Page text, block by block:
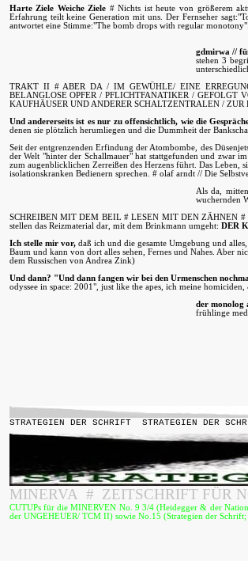
Harte Ziele Weiche Ziele # Nichts ist heute von größerem
Erfahrung teilt keine Generation mit uns. Der Fernseher
antwortet eine Stimme:"The bomb drops with regular
gdmirwa //
stehen 3
TRAKT II # ABER DA / IM GEWÜHLE/ EINE
BELANGLOSE OPFER / PFLICHTFANATIKER / GEFOLGT
KAUFHÄUSER UND ANDERER SCHALTZENTRALEN /
Und andererseits ist es nur zu offensichtlich, wie die
denen sie plötzlich herumliegen und die Dummheit der
Seit der entgrenzenden Erfindung der Atombombe, des
der Welt "hinter der Schallmauer" hat stattgefunden und zwar
zum augenblicklichen Zerreißen des Herzens führt. Das Leben,
isolationskranken Bedienern sprechen. # olaf arndt // Die
Als da,
wuchernden
SCHREIBEN MIT DEM BEIL # LESEN MIT DEN ZÄHNEN #
stellen das Reizmaterial dar, mit dem Brinkmann umgeht: DER
Ich stelle mir vor,daß ich und die gesamte Umgebung und
Baum und kann von dort alles sehen, Fernes und Nahes. Aber
dem Russischen von Andrea Zink)
Und dann? "Und dann fangen wir bei den Urmenschen
odyssee in space: 2001", just like the apes, ich meine
der monolog
frühlinge
STRATEGIEN DER SCHRIFT STRATEGIEN DER
MINERVA # ZEITSCHRIFT FÜR
CUTUPs für die MINERVEN No. 9 3/4 (Heidegger & der
der UNGEHEUER/ TCM II) sowie No.15 (Strategien der